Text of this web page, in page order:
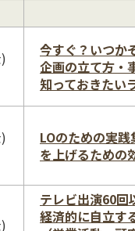
今すぐ？いつか
企画の立て方・
知っておきたい
LOのための実
を上げるための
テレビ出演60回
経済的に自立す